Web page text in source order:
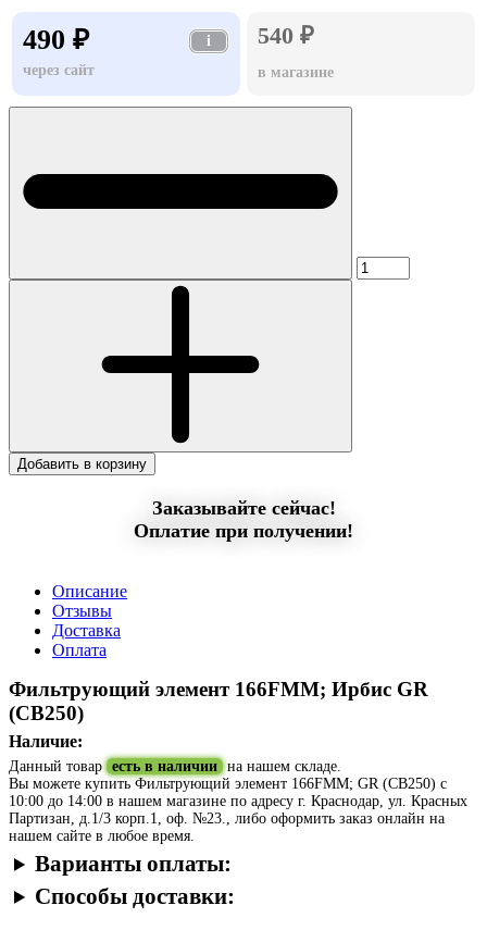
490 ₽
i
через сайт
540 ₽
в магазине
Добавить в корзину
Заказывайте сейчас!
Оплатие при получении!
Описание
Отзывы
Доставка
Оплата
Фильтрующий элемент 166FMM; Ирбис GR
(CB250)
Наличие:
Данный товар есть в наличии на нашем складе.
Вы можете купить Фильтрующий элемент 166FMM; GR (CB250) с
10:00 до 14:00 в нашем магазине по адресу г. Краснодар, ул. Красных
Партизан, д.1/3 корп.1, оф. №23., либо оформить заказ онлайн на
нашем сайте в любое время.
Варианты оплаты:
Способы доставки: